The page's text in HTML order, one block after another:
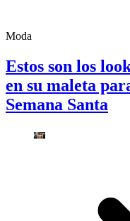
Moda
Estos son los
en su maleta
Semana Santa